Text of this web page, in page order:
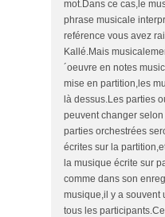
mot.Dans ce cas,le
phrase musicale
reférence vous avez
Kallé.Mais
´oeuvre en notes
mise en partition,les
là dessus.Les parties
peuvent changer
parties orchestrées
écrites sur la
la musique écrite sur
comme dans son
musique,il y a souvent
tous les